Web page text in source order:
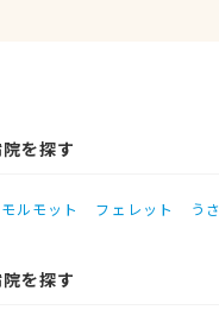
を探す
モルモット フェレット う
を探す